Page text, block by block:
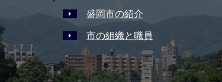
盛岡市の紹介
市の組織と職員